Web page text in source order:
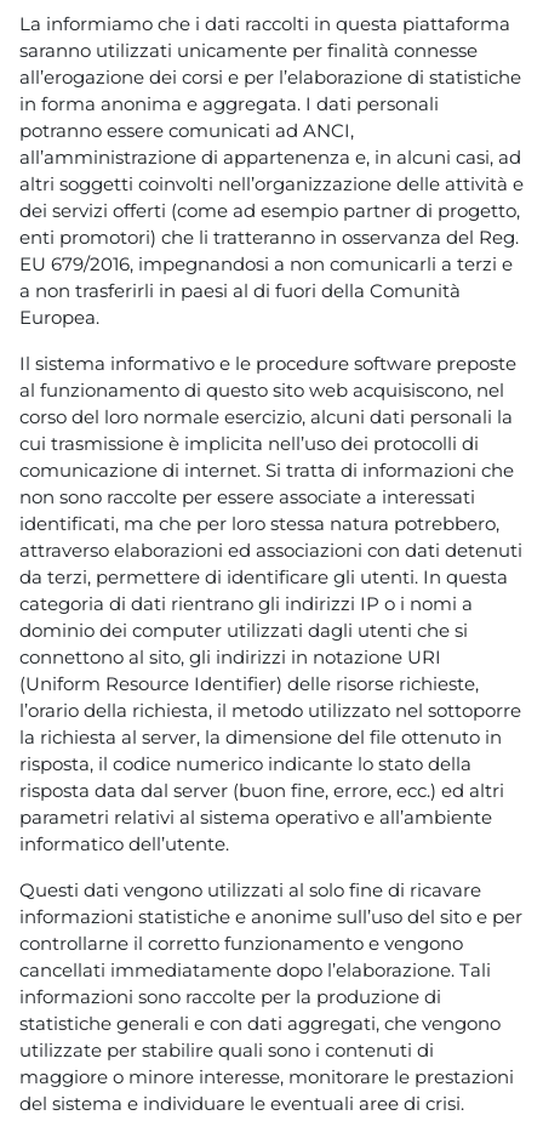
La informiamo che i dati raccolti in questa piattaforma
saranno utilizzati unicamente per finalità connesse
all’erogazione dei corsi e per l’elaborazione di statistiche
in forma anonima e aggregata. I dati personali
potranno essere comunicati ad ANCI,
all’amministrazione di appartenenza e, in alcuni casi, ad
altri soggetti coinvolti nell’organizzazione delle attività e
dei servizi offerti (come ad esempio partner di progetto,
enti promotori) che li tratteranno in osservanza del Reg.
EU 679/2016, impegnandosi a non comunicarli a terzi e
a non trasferirli in paesi al di fuori della Comunità
Europea.
Il sistema informativo e le procedure software preposte
al funzionamento di questo sito web acquisiscono, nel
corso del loro normale esercizio, alcuni dati personali la
cui trasmissione è implicita nell’uso dei protocolli di
comunicazione di internet. Si tratta di informazioni che
non sono raccolte per essere associate a interessati
identificati, ma che per loro stessa natura potrebbero,
attraverso elaborazioni ed associazioni con dati detenuti
da terzi, permettere di identificare gli utenti. In questa
categoria di dati rientrano gli indirizzi IP o i nomi a
dominio dei computer utilizzati dagli utenti che si
connettono al sito, gli indirizzi in notazione URI
(Uniform Resource Identifier) delle risorse richieste,
l’orario della richiesta, il metodo utilizzato nel sottoporre
la richiesta al server, la dimensione del file ottenuto in
risposta, il codice numerico indicante lo stato della
risposta data dal server (buon fine, errore, ecc.) ed altri
parametri relativi al sistema operativo e all’ambiente
informatico dell’utente.
Questi dati vengono utilizzati al solo fine di ricavare
informazioni statistiche e anonime sull’uso del sito e per
controllarne il corretto funzionamento e vengono
cancellati immediatamente dopo l’elaborazione. Tali
informazioni sono raccolte per la produzione di
statistiche generali e con dati aggregati, che vengono
utilizzate per stabilire quali sono i contenuti di
maggiore o minore interesse, monitorare le prestazioni
del sistema e individuare le eventuali aree di crisi.